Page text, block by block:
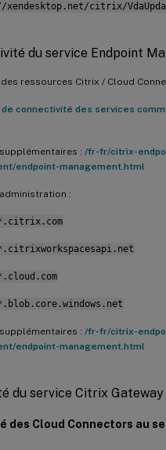
citrix/
du service Endpoint
ressources Citrix / Cloud
connectivité des services
: /fr-fr/citrix-
endpoint-management.html
:
: /fr-fr/citrix-
endpoint-management.html
du service Citrix Gateway
des Cloud Connectors au